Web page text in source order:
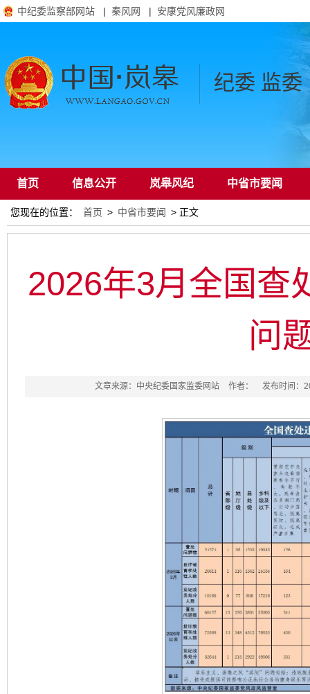
中纪委监察部网站 | 秦风网 | 安康党风廉政网
纪委 监委
首页 信息公开 岚皋风纪 中省市要闻
通知公告
您现在的位置： 首页 > 中省市要闻 > 正文
2026年3月全国查
问
文章来源：中央纪委国家监委网站 作者： 发布时间：